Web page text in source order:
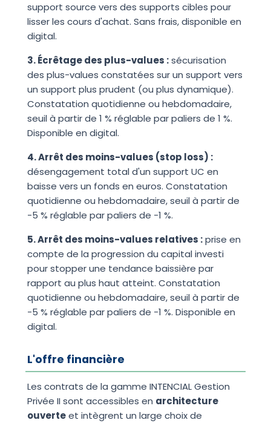
support source vers des supports cibles pour
lisser les cours d'achat. Sans frais, disponible en
digital.
3. Écrêtage des plus-values :sécurisation
des plus-values constatées sur un support vers
un support plus prudent (ou plus dynamique).
Constatation quotidienne ou hebdomadaire,
seuil à partir de 1 % réglable par paliers de 1 %.
Disponible en digital.
4. Arrêt des moins-values (stop loss) :
désengagement total d'un support UC en
baisse vers un fonds en euros. Constatation
quotidienne ou hebdomadaire, seuil à partir de
-5 % réglable par paliers de -1 %.
5. Arrêt des moins-values relatives :prise en
compte de la progression du capital investi
pour stopper une tendance baissière par
rapport au plus haut atteint. Constatation
quotidienne ou hebdomadaire, seuil à partir de
-5 % réglable par paliers de -1 %. Disponible en
digital.
L'offre financière
Les contrats de la gamme INTENCIAL Gestion
Privée II sont accessibles en architecture
ouverteet intègrent un large choix de